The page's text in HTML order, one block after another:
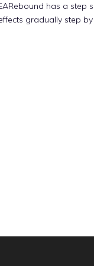
has a step
gradually step by